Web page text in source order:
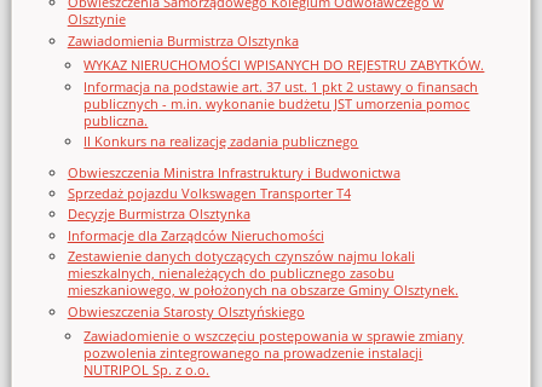
Olsztynie
Zawiadomienia Burmistrza Olsztynka
WYKAZ NIERUCHOMOŚCI WPISANYCH DO REJESTRU ZABYTKÓW.
Informacja na podstawie art. 37 ust. 1 pkt 2 ustawy o finansach
publicznych - m.in. wykonanie budżetu JST umorzenia pomoc
publiczna.
II Konkurs na realizację zadania publicznego
Obwieszczenia Ministra Infrastruktury i Budwonictwa
Sprzedaż pojazdu Volkswagen Transporter T4
Decyzje Burmistrza Olsztynka
Informacje dla Zarządców Nieruchomości
Zestawienie danych dotyczących czynszów najmu lokali
mieszkalnych, nienależących do publicznego zasobu
mieszkaniowego, w położonych na obszarze Gminy Olsztynek.
Obwieszczenia Starosty Olsztyńskiego
Zawiadomienie o wszczęciu postępowania w sprawie zmiany
pozwolenia zintegrowanego na prowadzenie instalacji
NUTRIPOL Sp. z o.o.